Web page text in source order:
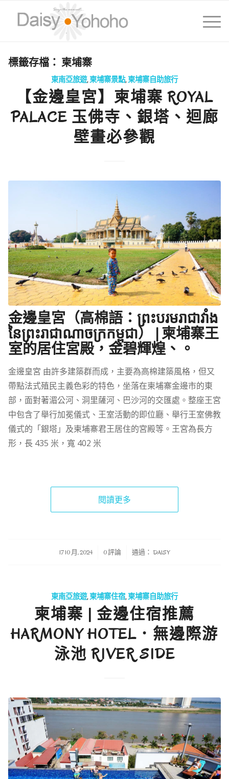
標籤存檔： 柬埔寨
東南亞旅遊,柬埔寨景點,柬埔寨自助旅行
【金邊皇宮】柬埔寨 ROYAL
PALACE 玉佛寺、銀塔、迴廊
壁畫必參觀
金邊皇宮（高棉語：ព្រះបរមរាជាវាំង
នៃព្រះរាជាណាចក្រកម្ពុជា） | 柬埔寨王
室的居住宮殿，金碧輝煌、。
金邊皇宮 由許多建築群而成，主要為高棉建築風格，但又
帶點法式殖民主義色彩的特色，坐落在柬埔寨金邊市的東
部，面對著湄公河、洞里薩河、巴沙河的交匯處。整座王宮
中包含了舉行加冕儀式、王室活動的即位廳、舉行王室佛教
儀式的「銀塔」及柬埔寨君王居住的宮殿等。王宮為長方
形，長 435 米，寬 402 米
閱讀更多
17 10 月, 2024
/ 0 評論 通過： DAISY
東南亞旅遊,柬埔寨住宿,柬埔寨自助旅行
柬埔寨 | 金邊住宿推薦
HARMONY HOTEL．無邊際游
泳池 RIVER SIDE